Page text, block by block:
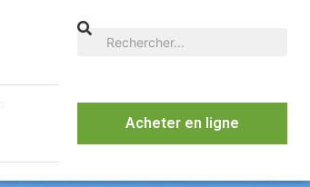
Acheter en ligne